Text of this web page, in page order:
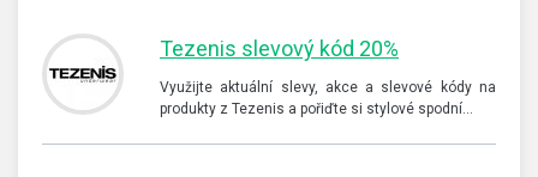
Tezenis slevový kód 20%
Využijte aktuální slevy, akce a slevové kódy na
produkty z Tezenis a pořiďte si stylové spodní…